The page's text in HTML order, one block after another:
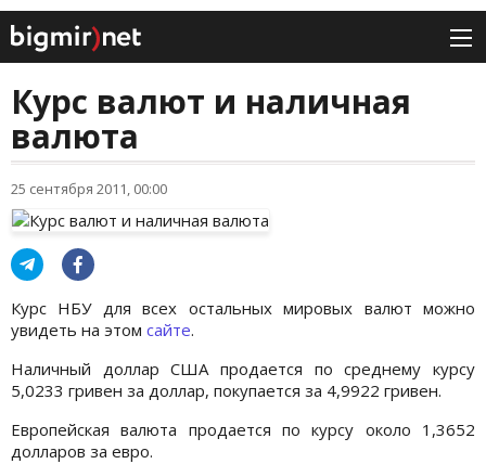
Курс валют и наличная
валюта
25 сентября 2011, 00:00
Курс НБУ для всех остальных мировых валют можно
увидеть на этом сайте.
Наличный доллар США продается по среднему курсу
5,0233 гривен за доллар, покупается за 4,9922 гривен.
Европейская валюта продается по курсу около 1,3652
долларов за евро.